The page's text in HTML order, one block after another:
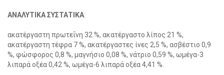
ΑΝΑΛΥΤΙΚΑ ΣΥΣΤΑΤΙΚΑ:
ακατέργαστη πρωτεΐνη 32 %, ακατέργαστο λίπος 21 %,
ακατέργαστη τέφρα 7 %, ακατέργαστες ίνες 2,5 %, ασβέστιο 0,9
%, φώσφορος 0,8 %, μαγνήσιο 0,08 %, νάτριο 0,59 %, ωμέγα-3
λιπαρά οξέα 0,42 %, ωμέγα-6 λιπαρά οξέα 4,41 %.